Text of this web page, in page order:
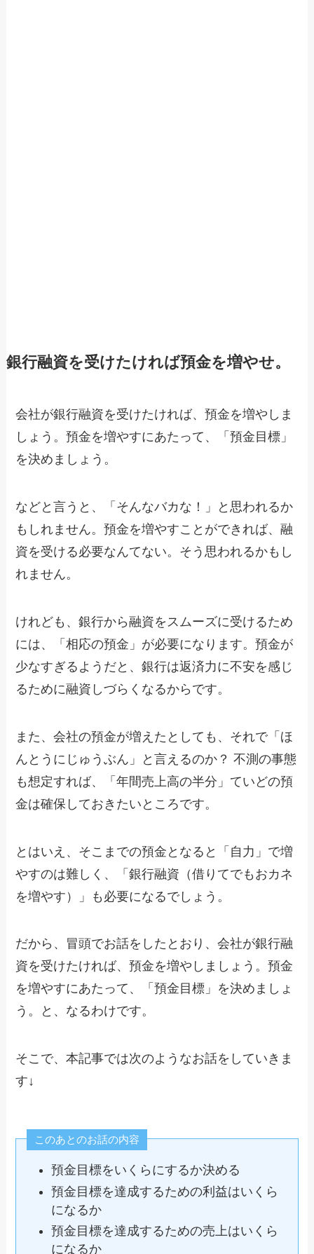
銀行融資を受けたければ預金を増やせ。
会社が銀行融資を受けたければ、預金を増やしま
しょう。預金を増やすにあたって、「預金目標」
を決めましょう。
などと言うと、「そんなバカな！」と思われるか
もしれません。預金を増やすことができれば、融
資を受ける必要なんてない。そう思われるかもし
れません。
けれども、銀行から融資をスムーズに受けるため
には、「相応の預金」が必要になります。預金が
少なすぎるようだと、銀行は返済力に不安を感じ
るために融資しづらくなるからです。
また、会社の預金が増えたとしても、それで「ほ
んとうにじゅうぶん」と言えるのか？ 不測の事態
も想定すれば、「年間売上高の半分」ていどの預
金は確保しておきたいところです。
とはいえ、そこまでの預金となると「自力」で増
やすのは難しく、「銀行融資（借りてでもおカネ
を増やす）」も必要になるでしょう。
だから、冒頭でお話をしたとおり、会社が銀行融
資を受けたければ、預金を増やしましょう。預金
を増やすにあたって、「預金目標」を決めましょ
う。と、なるわけです。
そこで、本記事では次のようなお話をしていきま
す↓
このあとのお話の内容
預金目標をいくらにするか決める
預金目標を達成するための利益はいくら
になるか
預金目標を達成するための売上はいくら
になるか